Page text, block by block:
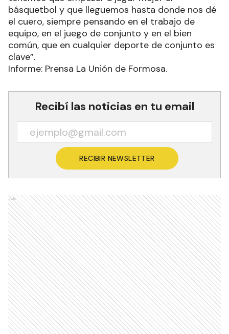
básquetbol y que lleguemos hasta donde nos dé
el cuero, siempre pensando en el trabajo de
equipo, en el juego de conjunto y en el bien
común, que en cualquier deporte de conjunto es
clave”.
Informe: Prensa La Unión de Formosa.
Recibí las noticias en tu email
RECIBIR NEWSLETTER
Ads